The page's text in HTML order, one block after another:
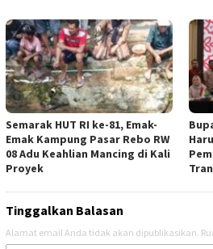
Semarak HUT RI ke-81, Emak-
Emak Kampung Pasar Rebo RW
08 Adu Keahlian Mancing di Kali
Proyek ‎
Tinggalkan Balasan
Alamat email Anda tidak akan dipublikasikan.